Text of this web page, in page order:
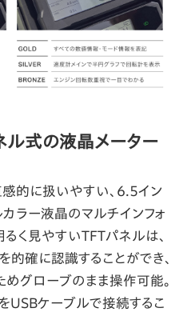
ル式の液晶メーター
的に扱いやすい、6.5イン
ラー液晶のマルチインフォ
るく見やすいTFTパネルは、
確に認識することができ、
グローブのまま操作可能。
USBケーブルで接続するこ